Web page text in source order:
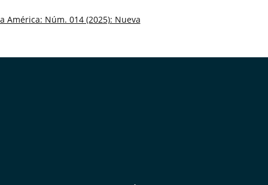
América: Núm. 014 (2025): Nueva